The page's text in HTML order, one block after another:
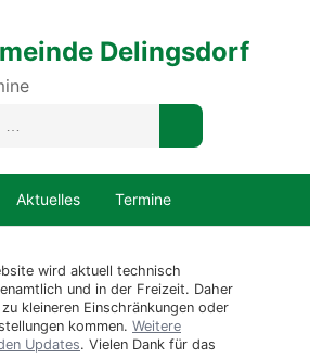
Delingsdorf
Aktuelles Termine
wird aktuell technisch
und in der Freizeit. Daher
kleineren Einschränkungen oder
kommen. Weitere
Updates. Vielen Dank für das